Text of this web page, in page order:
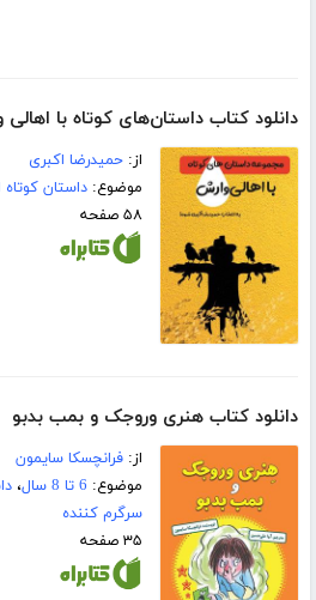
دانلود کتاب داستان‌های کوتاه با
از:حمیدرضا اکبری
موضوع:داستان کوتاه
۵۸ صفحه
دانلود کتاب هنری وروجک و بمب بدبو
از:فرانچسکا سایمون
موضوع: 6 تا 8 سال ،
سرگرم کننده
۳۵ صفحه